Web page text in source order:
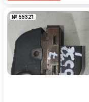
№ 55321